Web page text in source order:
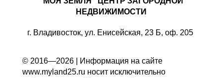
НЕДВИЖИМОСТИ
г. Владивосток, ул. Енисейская, 23 Б, оф. 205
© 2016—2026 | Информация на сайте
www.myland25.ru носит исключительно